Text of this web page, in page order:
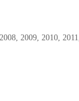
2009, 2010,